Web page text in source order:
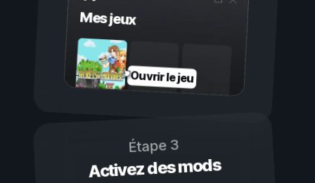
Mes jeux
Ouvrir le jeu
Étape 3
Activez des mods